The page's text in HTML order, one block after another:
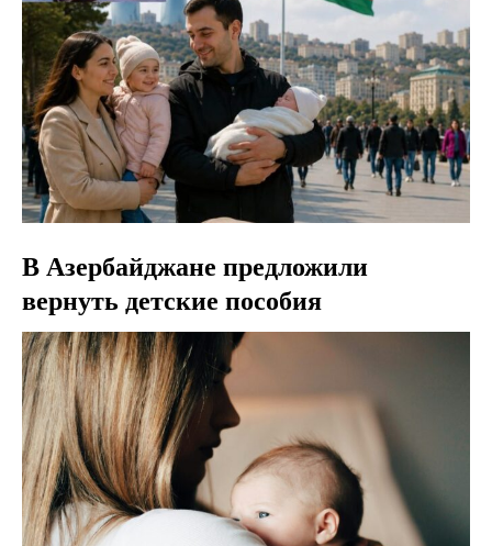
В Азербайджане предложили
вернуть детские пособия